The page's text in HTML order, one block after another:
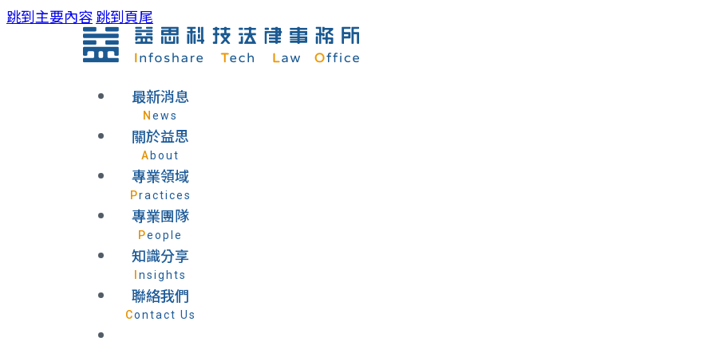
跳到主要內容跳到頁尾
最新消息
News
關於益思
About
專業領域
Practices
專業團隊
People
知識分享
Insights
聯絡我們
Contact Us